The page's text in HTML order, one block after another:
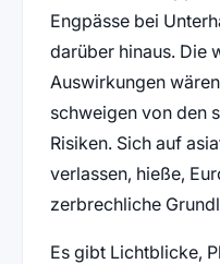
Engpässe bei
darüber hinaus. Die
Auswirkungen
schweigen von den
Risiken. Sich auf
verlassen, hieße,
zerbrechliche
Es gibt Lichtblicke,